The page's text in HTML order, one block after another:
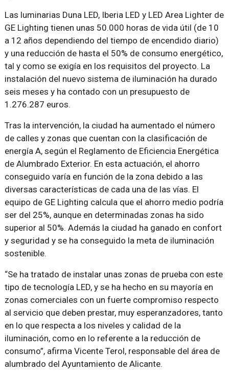
Las luminarias Duna LED, Iberia LED y LED Area Lighter de
GE Lighting tienen unas 50.000 horas de vida útil (de 10
a 12 años dependiendo del tiempo de encendido diario)
y una reducción de hasta el 50% de consumo energético,
tal y como se exigía en los requisitos del proyecto. La
instalación del nuevo sistema de iluminación ha durado
seis meses y ha contado con un presupuesto de
1.276.287 euros.
Tras la intervención, la ciudad ha aumentado el número
de calles y zonas que cuentan con la clasificación de
energía A, según el Reglamento de Eficiencia Energética
de Alumbrado Exterior. En esta actuación, el ahorro
conseguido varía en función de la zona debido a las
diversas características de cada una de las vías. El
equipo de GE Lighting calcula que el ahorro medio podría
ser del 25%, aunque en determinadas zonas ha sido
superior al 50%. Además la ciudad ha ganado en confort
y seguridad y se ha conseguido la meta de iluminación
sostenible.
“Se ha tratado de instalar unas zonas de prueba con este
tipo de tecnología LED, y se ha hecho en su mayoría en
zonas comerciales con un fuerte compromiso respecto
al servicio que deben prestar, muy esperanzadores, tanto
en lo que respecta a los niveles y calidad de la
iluminación, como en lo referente a la reducción de
consumo”, afirma Vicente Terol, responsable del área de
alumbrado del Ayuntamiento de Alicante.